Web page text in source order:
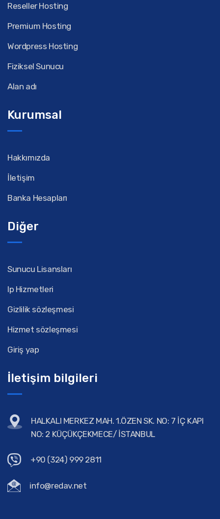
Reseller Hosting
Premium Hosting
Wordpress Hosting
Fiziksel Sunucu
Alan adı
Kurumsal
Hakkımızda
İletişim
Banka Hesapları
Diğer
Sunucu Lisansları
Ip Hizmetleri
Gizlilik sözleşmesi
Hizmet sözleşmesi
Giriş yap
İletişim bilgileri
HALKALI MERKEZ MAH. 1.ÖZEN SK. NO: 7 İÇ KAPI
NO: 2 KÜÇÜKÇEKMECE/ İSTANBUL
+90 (324) 999 2811
info@redav.net